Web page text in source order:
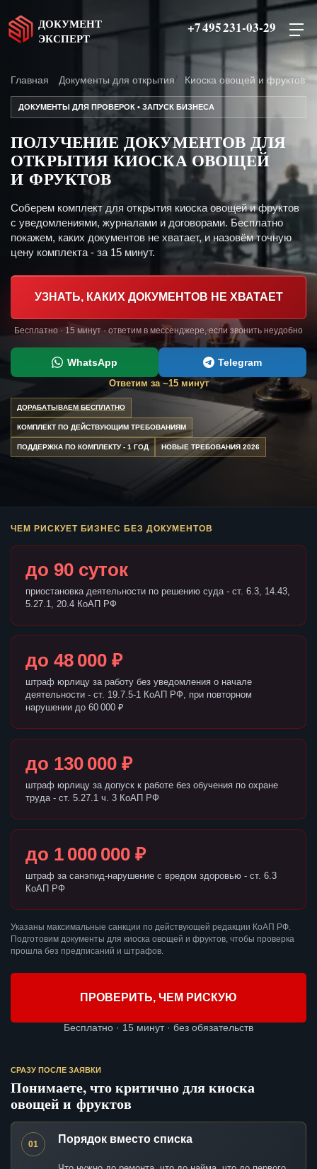
ДОКУМЕНТ
ЭКСПЕРТ
+7 495 231-03-29
Главная Документы для открытия Киоска овощей и фруктов
ДОКУМЕНТЫ ДЛЯ ПРОВЕРОК • ЗАПУСК БИЗНЕСА
ПОЛУЧЕНИЕ ДОКУМЕНТОВ ДЛЯ
ОТКРЫТИЯ КИОСКА ОВОЩЕЙ
И ФРУКТОВ
Соберем комплект для открытия киоска овощей и фруктов
с уведомлениями, журналами и договорами. Бесплатно
покажем, каких документов не хватает, и назовём точную
цену комплекта - за 15 минут.
УЗНАТЬ, КАКИХ ДОКУМЕНТОВ НЕ ХВАТАЕТ
Бесплатно · 15 минут · ответим в мессенджере, если звонить неудобно
WhatsApp Telegram
Ответим за ~15 минут
ДОРАБАТЫВАЕМ БЕСПЛАТНО
КОМПЛЕКТ ПО ДЕЙСТВУЮЩИМ ТРЕБОВАНИЯМ
ПОДДЕРЖКА ПО КОМПЛЕКТУ - 1 ГОД НОВЫЕ ТРЕБОВАНИЯ 2026
ЧЕМ РИСКУЕТ БИЗНЕС БЕЗ ДОКУМЕНТОВ
до 90 суток
приостановка деятельности по решению суда - ст. 6.3, 14.43,
5.27.1, 20.4 КоАП РФ
до 48 000 ₽
штраф юрлицу за работу без уведомления о начале
деятельности - ст. 19.7.5-1 КоАП РФ, при повторном
нарушении до 60 000 ₽
до 130 000 ₽
штраф юрлицу за допуск к работе без обучения по охране
труда - ст. 5.27.1 ч. 3 КоАП РФ
до 1 000 000 ₽
штраф за санэпид-нарушение с вредом здоровью - ст. 6.3
КоАП РФ
Указаны максимальные санкции по действующей редакции КоАП РФ.
Подготовим документы для киоска овощей и фруктов, чтобы проверка
прошла без предписаний и штрафов.
ПРОВЕРИТЬ, ЧЕМ РИСКУЮ
Бесплатно · 15 минут · без обязательств
СРАЗУ ПОСЛЕ ЗАЯВКИ
Понимаете, что критично для киоска
овощей и фруктов
01 Порядок вместо списка